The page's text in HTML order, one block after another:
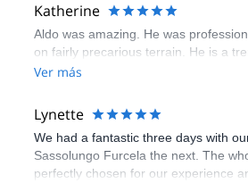
Katherine
Aldo was amazing. He was
on fairly precarious terrain. He is a
Ver más
Lynette
We had a fantastic three days with
Sassolungo Furcela the next. The
perfectly chosen for our experience